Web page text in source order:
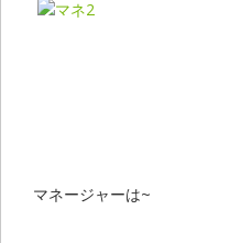
マネージャーは~